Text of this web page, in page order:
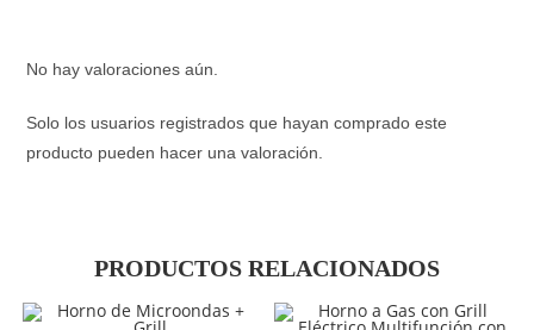
No hay valoraciones aún.
Solo los usuarios registrados que hayan comprado este
producto pueden hacer una valoración.
PRODUCTOS RELACIONADOS